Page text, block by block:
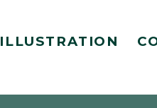
ILLUSTRATION